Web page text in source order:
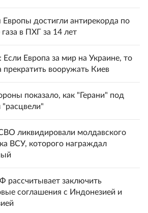
достигли антирекорда по
газа в ПХГ за 14 лет
Если Европа за мир на Украине, то
вооружать Киев
показало, как "Герани" под
"расцвели"
ликвидировали молдавского
ВСУ, которого награждал
рассчитывает заключить
соглашения с Индонезией и